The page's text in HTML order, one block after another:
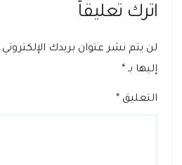
اترك تعليقاً
لن يتم نشر عنوان بريدك الإلكتروني.
إليها بـ *
التعليق *